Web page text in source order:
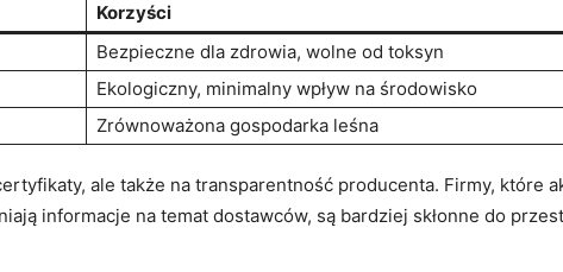
Korzyści
Bezpieczne dla zdrowia, wolne od toksyn
Ekologiczny, minimalny wpływ na środowisko
Zrównoważona gospodarka leśna
ale także na transparentność producenta. Firmy, które
informacje na temat dostawców, są bardziej skłonne do